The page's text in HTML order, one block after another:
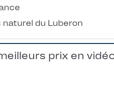
naturel du Luberon
prix en